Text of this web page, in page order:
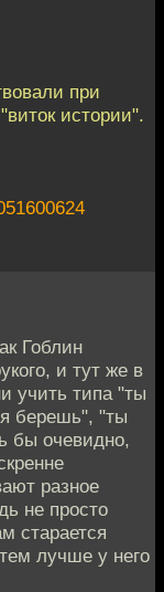
при
истории".
Гоблин
и тут же в
учить типа "ты
берешь", "ты
бы очевидно,
разное
не просто
старается
лучше у него